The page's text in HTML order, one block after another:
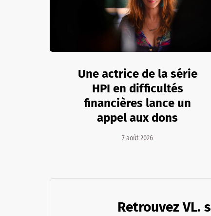
Une actrice de la série
HPI en difficultés
financières lance un
appel aux dons
7 août 2026
Retrouvez VL.